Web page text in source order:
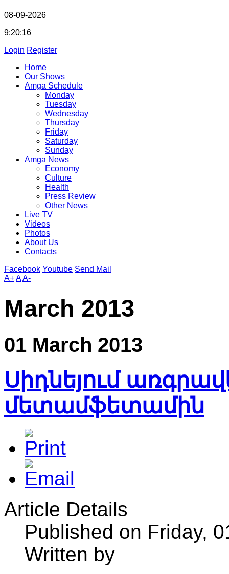
08-09-2026
9:20:17
Login Register
Home
Our Shows
Amga Schedule
Monday
Tuesday
Wednesday
Thursday
Friday
Saturday
Sunday
Amga News
Economy
Culture
Health
Press Review
Other News
Live TV
Videos
Photos
About Us
Contacts
Facebook Youtube Send Mail
A+AA-
March 2013
01 March 2013
Սիդնեյում
մետամֆետամին
Article Details
Published on Friday,
Written by